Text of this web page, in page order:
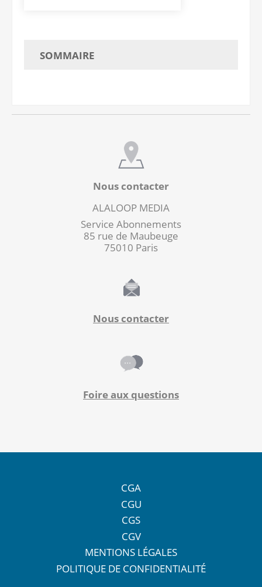
SOMMAIRE
Nous contacter
ALALOOP MEDIA
Service Abonnements
85 rue de Maubeuge
75010 Paris
Nous contacter
Foire aux questions
CGA
CGU
CGS
CGV
MENTIONS LÉGALES
POLITIQUE DE CONFIDENTIALITÉ